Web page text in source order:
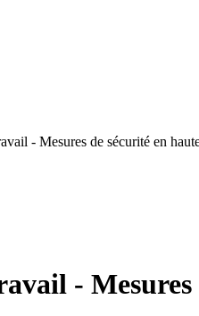
- Mesures de sécurité en
-